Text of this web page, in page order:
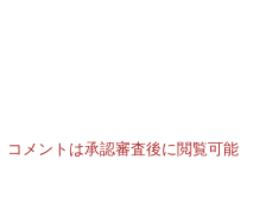
コメントは承認審査後に閲覧可能